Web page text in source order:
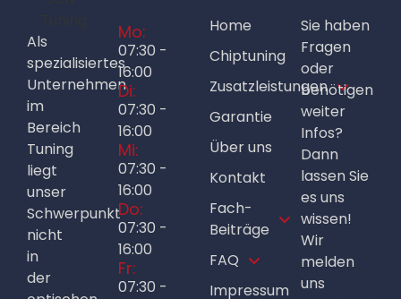
Als
spezialisiertes
Unternehmen
im
Bereich
Tuning
liegt
unser
Schwerpunkt
nicht
in
der
Mo:
07:30 -
16:00
Di:
07:30 -
16:00
Mi:
07:30 -
16:00
Do:
07:30 -
16:00
Fr:
07:30 -
Home
Chiptuning
Zusatzleistungen
Garantie
Über uns
Kontakt
Fach-
Beiträge
FAQ
Impressum
Sie haben
Fragen
oder
benötigen
weiter
Infos?
Dann
lassen Sie
es uns
wissen!
Wir
melden
uns